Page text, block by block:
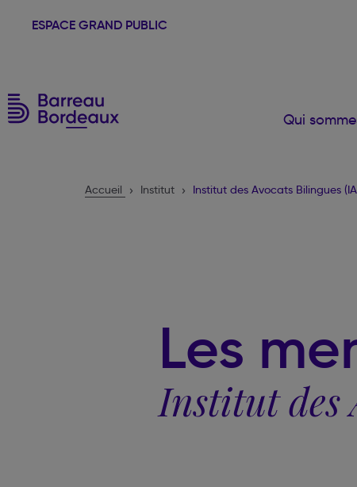
ESPACE GRAND PUBLIC
Qui
Accueil Institut Institut des Avocats Bilingues
Les
Institut des